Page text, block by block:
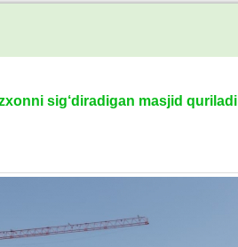
sig‘diradigan masjid quriladi